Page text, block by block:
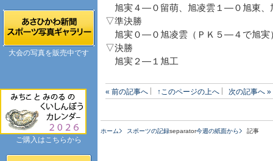
旭実４―０留萌、旭凌雲１―０旭東、
▽準決勝
旭実０―０旭凌雲（ＰＫ５―４で旭実
▽決勝
旭実２―１旭工
« 前の記事へ ↑このページの上へ 次の記事へ »
ホーム スポーツの記録separator今週の紙面から 記事
大会の写真を販売中です
ご購入はこちらから